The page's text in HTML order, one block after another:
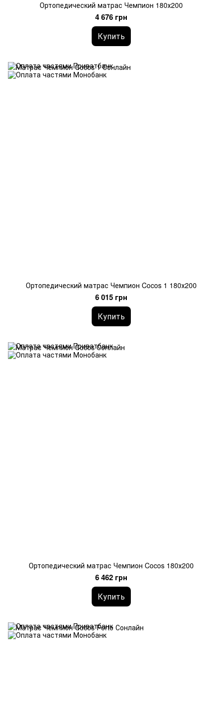
Ортопедический матрас Чемпион 180х200
4 676 грн
Купить
Ортопедический матрас Чемпион Cocos 1 180х200
6 015 грн
Купить
Ортопедический матрас Чемпион Cocos 180х200
6 462 грн
Купить